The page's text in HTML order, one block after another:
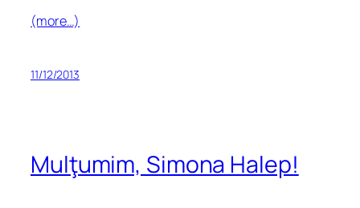
(more…)
11/12/2013
Mulţumim, Simona Halep!